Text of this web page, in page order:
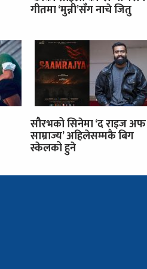
गीतमा ‘मुन्नी’सँग नाचे जितु
सौरभको सिनेमा ‘द राइज अफ
साम्राज्य’ अहिलेसम्मकै बिग
स्केलको हुने